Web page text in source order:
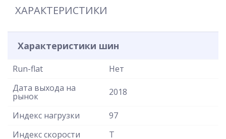
ХАРАКТЕРИСТИКИ
Характеристики шин
Run-flat
Нет
Дата выхода на
рынок 2018
Индекс нагрузки
97
Индекс скорости
T